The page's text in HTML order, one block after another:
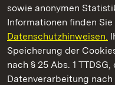
sowie anonymen
Informationen finden Sie
Datenschutzhinweisen.
Speicherung der
nach § 25 Abs. 1
Datenverarbeitung nach
Staatliche Schlösser und
Staatliche Schlösser